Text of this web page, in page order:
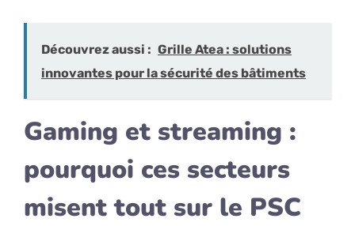
Découvrez aussi : Grille Atea : solutions
innovantes pour la sécurité des bâtiments
Gaming et streaming :
pourquoi ces secteurs
misent tout sur le PSC